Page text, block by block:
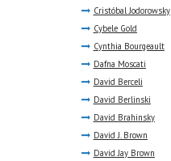
Cristóbal Jodorowsky
Cybele Gold
Cynthia Bourgeault
Dafna Moscati
David Berceli
David Berlinski
David Brahinsky
David J. Brown
David Jay Brown